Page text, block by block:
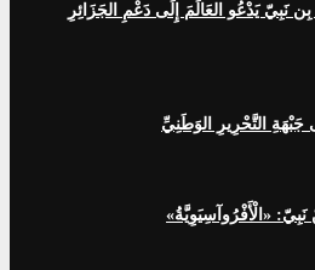
الجَزَائِر»: (1957) بِن نَبِيّ يَدْعُو العَالَمَ إِلَى دَعْمِ الجَزَائِرِ
«الْأَفْرُوآسِيَوِيَّةُ»